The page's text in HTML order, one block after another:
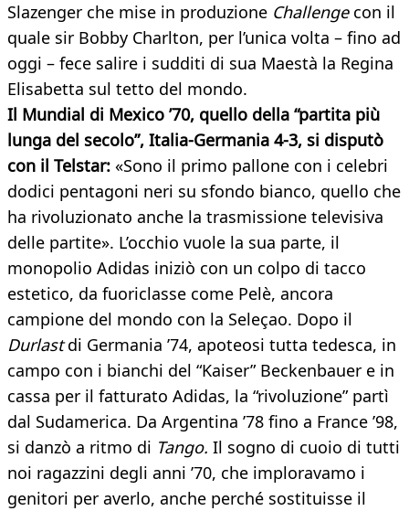
Slazenger che mise in produzione Challengecon il
quale sir Bobby Charlton, per l’unica volta – fino ad
oggi – fece salire i sudditi di sua Maestà la Regina
Elisabetta sul tetto del mondo.
Il Mundial di Mexico ’70, quello della “partita più
lunga del secolo”, Italia-Germania 4-3, si disputò
con il Telstar: «Sono il primo pallone con i celebri
dodici pentagoni neri su sfondo bianco, quello che
ha rivoluzionato anche la trasmissione televisiva
delle partite». L’occhio vuole la sua parte, il
monopolio Adidas iniziò con un colpo di tacco
estetico, da fuoriclasse come Pelè, ancora
campione del mondo con la Seleçao. Dopo il
Durlastdi Germania ’74, apoteosi tutta tedesca, in
campo con i bianchi del “Kaiser” Beckenbauer e in
cassa per il fatturato Adidas, la “rivoluzione” partì
dal Sudamerica. Da Argentina ’78 fino a France ’98,
si danzò a ritmo di Tango. Il sogno di cuoio di tutti
noi ragazzini degli anni ’70, che imploravamo i
genitori per averlo, anche perché sostituisse il